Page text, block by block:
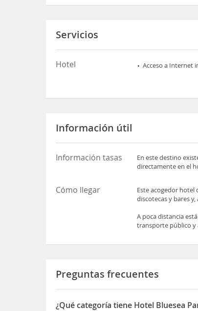
Servicios
Hotel Acceso a Internet
Información útil
Información tasas
En este destino
directamente en el
Cómo llegar Este acogedor hotel
discotecas y bares y,
A poca distancia
transporte público y
Preguntas frecuentes
¿Qué categoría tiene Hotel Bluesea